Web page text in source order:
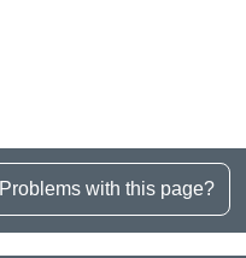
Problems with this page?